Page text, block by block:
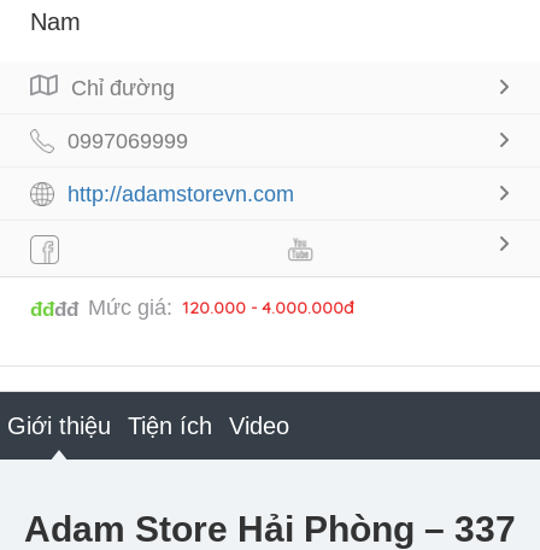
Nam
Chỉ đường
0997069999
http://adamstorevn.com
đđđđ Mức giá: 120.000 - 4.000.000đ
Giới thiệu Tiện ích Video
Adam Store Hải Phòng – 337